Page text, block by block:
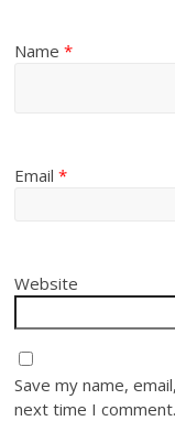
Name*
Email*
Website
Save my name,
next time I comment.